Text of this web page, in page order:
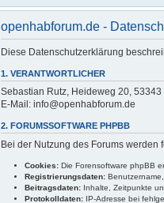
openhabforum.de -
Diese Datenschutzerklärung
1. VERANTWORTLICHER
Sebastian Rutz, Heideweg 20, 53343
E-Mail: info@openhabforum.de
2. FORUMSSOFTWARE PHPBB
Bei der Nutzung des Forums werden
Cookies: Die Forensoftware phpBB
Registrierungsdaten:
Beitragsdaten: Inhalte, Zeitpunkte
Protokolldaten: IP-Adresse bei